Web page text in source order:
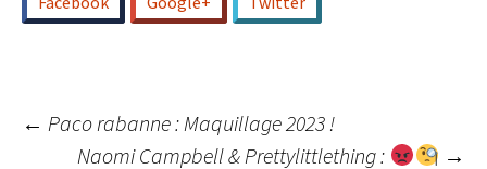
Navigation
← Paco rabanne : Maquillage 2023 !
Naomi Campbell & Prettylittlething :
→